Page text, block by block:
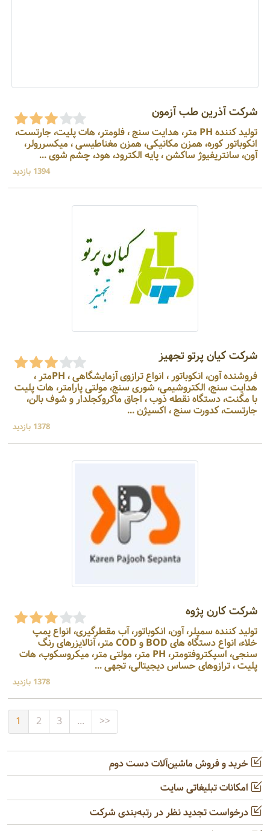
شرکت آذرین طب آزمون
تولید کننده PH متر، هدایت سنج ، فلومتر، هات پلیت، جارتست،
انکوباتور کوره، همزن مکانیکی، همزن مغناطیسی ، میکسررولر،
آون، سانتریفیوژ ساکشن ، پایه الکترود، هود، چشم شوی ...
1394 بازدید
شرکت کیان پرتو تجهیز
فروشنده آون، انکوباتور ، انواع ترازوی آزمایشگاهی ، PHمتر ،
هدایت سنج، الکتروشیمی، شوری سنج، مولتی پارامتر، هات پلیت
با مگنت، دستگاه نقطه ذوب ، اجاق ماکروکجلدار و شوف بالن،
جارتست، کدورت سنج ، اکسیژن ...
1378 بازدید
شرکت کارن پژوه
تولید کننده سمپلر، آون، انکوباتور، آب مقطرگیری، انواع پمپ
خلاء، انواع دستگاه های BOD و COD متر، آنالایزرهای رنگ
سنجی، اسپکتروفتومتر، PH متر، مولتی متر، میکروسکوپ، هات
پلیت ، ترازوهای حساس دیجیتالی، تجهی ...
1378 بازدید
1 2 3 ... >>
خرید و فروش ماشین‌آلات دست دوم
امکانات تبلیغاتی سایت
درخواست تجدید نظر در رتبه‌بندی شرکت